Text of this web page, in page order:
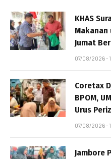
KHAS
Jumat
07/08/2026 -
Coretax
BPOM,
Urus
07/08/2026 -
Jambore